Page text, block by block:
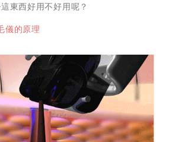
東西好用不好用呢？
儀的原理